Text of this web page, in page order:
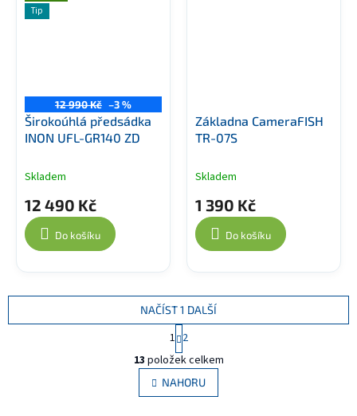
Tip
12 990 Kč –3 %
Širokoúhlá předsádka
INON UFL-GR140 ZD
Skladem
12 490 Kč
Do košíku
Základna CameraFISH
TR-07S
Skladem
1 390 Kč
Do košíku
O
v
l
á
NAČÍST 1 DALŠÍ
S
t
r
á
n
k
1 2
13 položek celkem
NAHORU